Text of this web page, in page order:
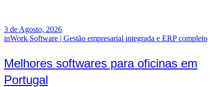
3 de Agosto, 2026
inWork Software | Gestão empresarial integrada e ERP completo
Melhores softwares para oficinas em
Portugal